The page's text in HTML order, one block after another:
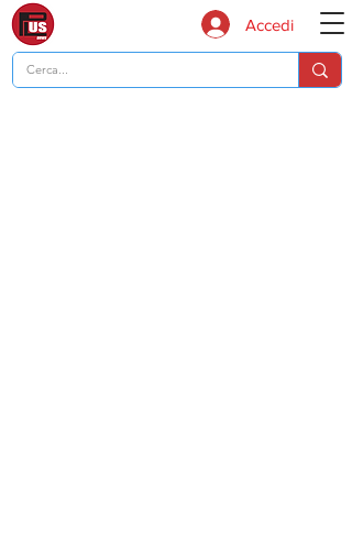
Accedi